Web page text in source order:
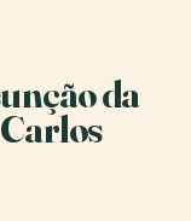
da